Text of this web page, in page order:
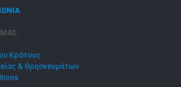
ΜΑΣ:
Κράτους
& Θρησκευμάτων